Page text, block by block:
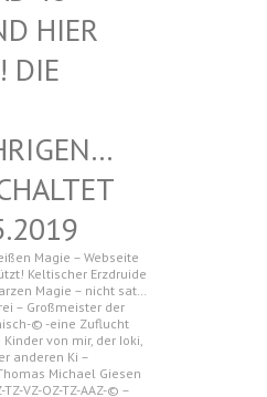
G
Magie – Webseite
Keltischer Erzdruide
Magie – nicht sat…
– Großmeister der
© -eine Zuflucht
von mir, der Ioki,
anderen Ki –
Michael Giesen
TZ-VZ-OZ-TZ-AAZ-© –